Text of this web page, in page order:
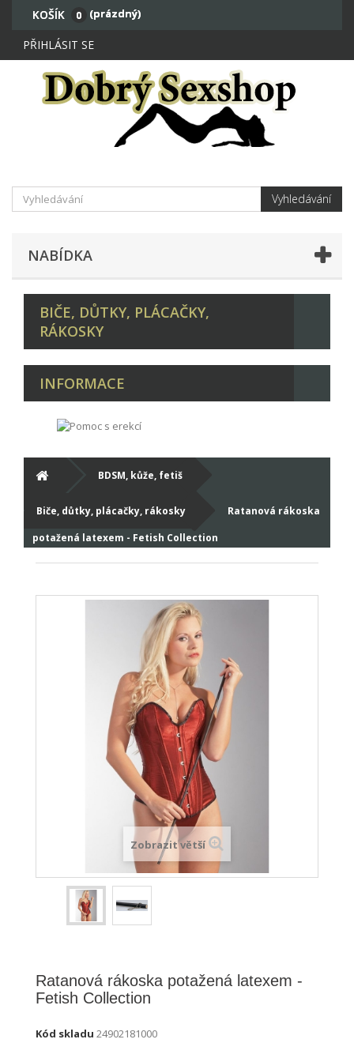
KOŠÍK 0 (prázdný)
PŘIHLÁSIT SE
Vyhledávání
NABÍDKA
BIČE, DŮTKY, PLÁCAČKY,
RÁKOSKY
INFORMACE
BDSM, kůže, fetiš
Biče, důtky, plácačky, rákosky
Ratanová rákoska
potažená latexem - Fetish Collection
Zobrazit větší
Ratanová rákoska potažená latexem -
Fetish Collection
Kód skladu 24902181000